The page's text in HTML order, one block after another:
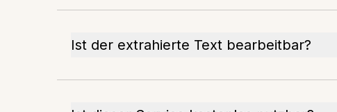
Ist der extrahierte Text bearbeitbar?